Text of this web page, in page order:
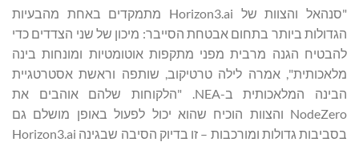
"סנהאל והצוות של Horizon3.ai מתמקדים באחת מהבעיות
הגדולות ביותר בתחום אבטחת הסייבר: מיכון של שני הצדדים כדי
להבטיח הגנה מרבית מפני מתקפות אוטומטיות ומונחות בינה
מלאכותית", אמרה לילה טרטיקוב, שותפה וראשת אסטרטגיית
הבינה המלאכותית ב-NEA. "הלקוחות שלהם אוהבים את
NodeZero והצוות הוכיח שהוא יכול לפעול באופן מושלם גם
בסביבות גדולות ומורכבות – זו בדיוק הסיבה שבגינה Horizon3.ai